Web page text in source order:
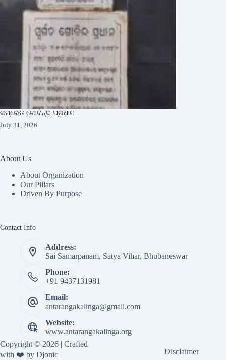
କମ୍ରେଡ ଗୋବିନ୍ଦ ପ୍ରଧାନ
July 31, 2026
About Us
About Organization
Our Pillars
Driven By Purpose​
Contact Info
Address:
Sai Samarpanam, Satya Vihar, Bhubaneswar
Phone:
+91 9437131981
Email:
antarangakalinga@gmail.com
Website:
www.antarangakalinga.org
Copyright © 2026 | Crafted
with ❤️ by Djonic Disclaimer